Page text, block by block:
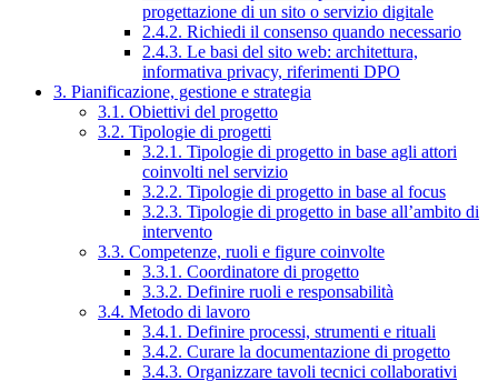
progettazione di un sito o servizio digitale
2.4.2. Richiedi il consenso quando necessario
2.4.3. Le basi del sito web: architettura,
informativa privacy, riferimenti DPO
3. Pianificazione, gestione e strategia
3.1. Obiettivi del progetto
3.2. Tipologie di progetti
3.2.1. Tipologie di progetto in base agli attori
coinvolti nel servizio
3.2.2. Tipologie di progetto in base al focus
3.2.3. Tipologie di progetto in base all’ambito di
intervento
3.3. Competenze, ruoli e figure coinvolte
3.3.1. Coordinatore di progetto
3.3.2. Definire ruoli e responsabilità
3.4. Metodo di lavoro
3.4.1. Definire processi, strumenti e rituali
3.4.2. Curare la documentazione di progetto
3.4.3. Organizzare tavoli tecnici collaborativi